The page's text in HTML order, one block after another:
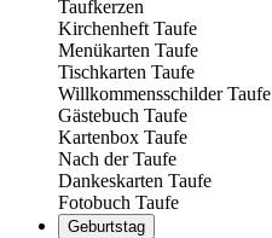
Taufkerzen
Kirchenheft Taufe
Menükarten Taufe
Tischkarten Taufe
Willkommensschilder Taufe
Gästebuch Taufe
Kartenbox Taufe
Nach der Taufe
Dankeskarten Taufe
Fotobuch Taufe
Geburtstag